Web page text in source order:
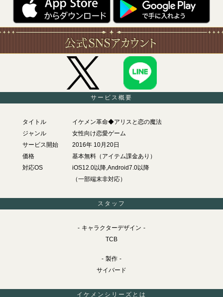
サービス概要
タイトル
イケメン革命◆アリスと恋の魔法
ジャンル
女性向け恋愛ゲーム
サービス開始
2016年 10月20日
価格
基本無料（アイテム課金あり）
対応OS
iOS12.0以降,Android7.0以降
（一部端末非対応）
スタッフ
キャラクターデザイン
TCB
製作
サイバード
イケメンシリーズとは